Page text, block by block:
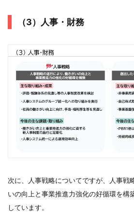
（3）人事・財務
次に、人事戦略についてですが、人事戦
いの向上と事業推進力強化の好循環を構
しています。